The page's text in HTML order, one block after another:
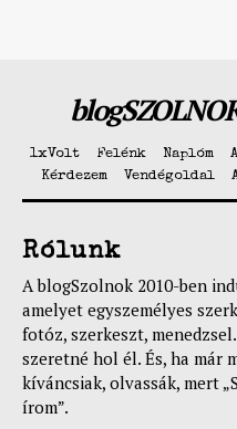
1xVolt Felénk Naplóm
Kérdezem
Vendégoldal
Rólunk
A blogSzolnok 2010-ben
amelyet egyszemélyes
fotóz, szerkeszt,
szeretné hol él. És, ha már
kíváncsiak, olvassák, mert
írom”.